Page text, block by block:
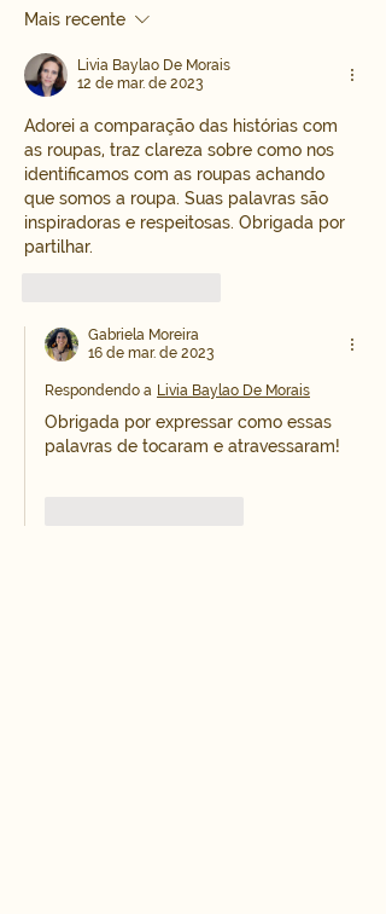
Mais recente
Livia Baylao De Morais
12 de mar. de 2023
Adorei a comparação das histórias com
as roupas, traz clareza sobre como nos
identificamos com as roupas achando
que somos a roupa. Suas palavras são
inspiradoras e respeitosas. Obrigada por
partilhar.
Gabriela Moreira
16 de mar. de 2023
Respondendo a Livia Baylao De Morais
Obrigada por expressar como essas
palavras de tocaram e atravessaram!